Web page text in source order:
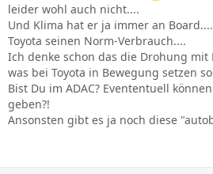
leider wohl auch nicht....
Und Klima hat er ja immer an
Toyota seinen Norm-Verbrauch....
Ich denke schon das die Drohung mit
was bei Toyota in Bewegung setzen
Bist Du im ADAC? Evententuell
geben?!
Ansonsten gibt es ja noch diese